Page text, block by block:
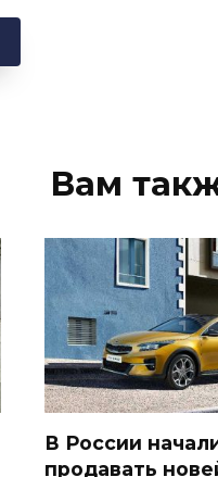
Вам
В России
продавать